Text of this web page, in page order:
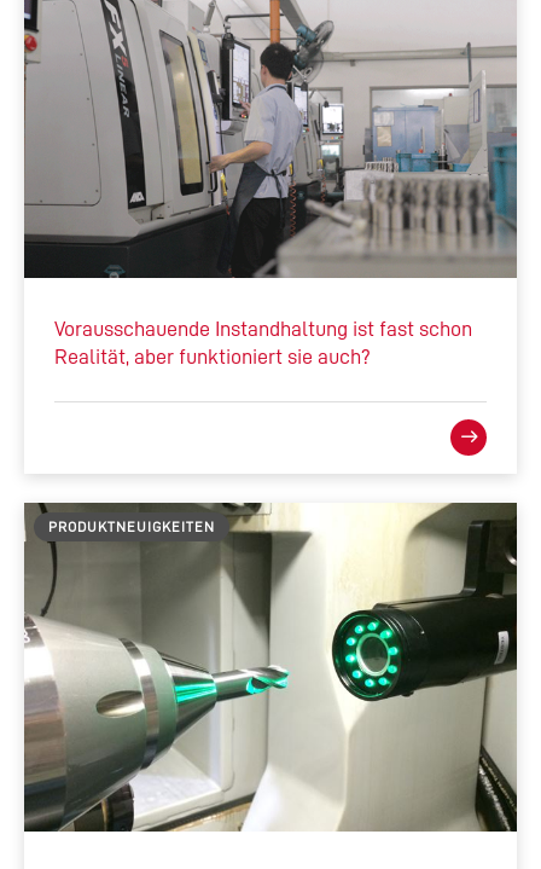
Vorausschauende Instandhaltung ist fast schon
Realität, aber funktioniert sie auch?
PRODUKTNEUIGKEITEN